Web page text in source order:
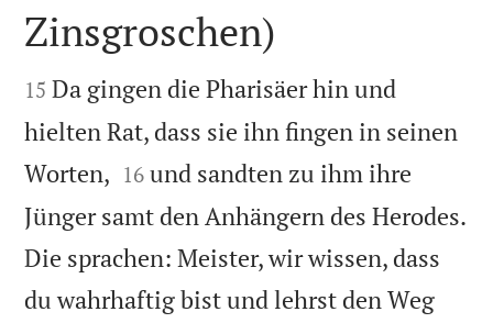

Zinsgroschen)

15 Da gingen die Pharisäer hin und
hielten Rat, dass sie ihn fingen in seinen
Worten, 

16 und sandten zu ihm ihre
Jünger samt den Anhängern des Herodes.
Die sprachen: Meister, wir wissen, dass
du wahrhaftig bist und lehrst den Weg